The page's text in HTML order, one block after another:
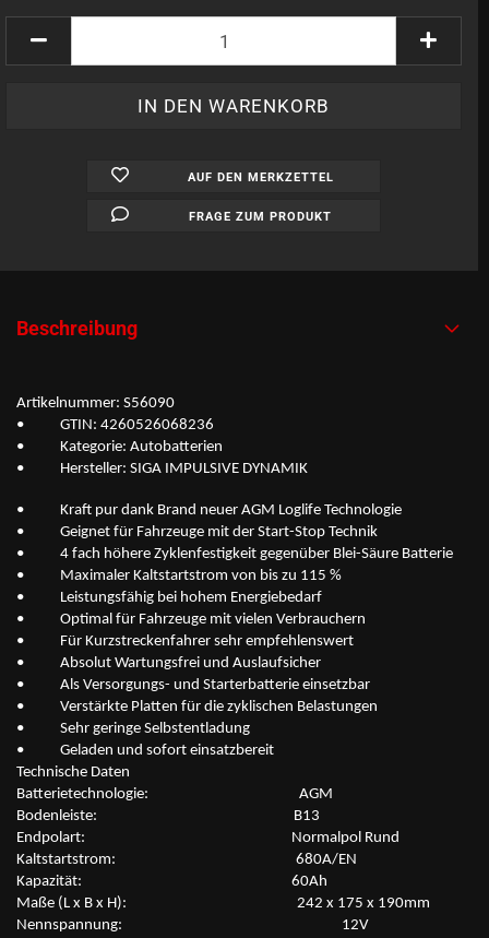
AUF DEN MERKZETTEL
FRAGE ZUM PRODUKT
Beschreibung
Artikelnummer: S56090
• GTIN: 4260526068236
• Kategorie: Autobatterien
• Hersteller: SIGA IMPULSIVE DYNAMIK
• Kraft pur dank Brand neuer AGM Loglife Technologie
• Geignet für Fahrzeuge mit der Start-Stop Technik
• 4 fach höhere Zyklenfestigkeit gegenüber Blei-Säure Batterie
• Maximaler Kaltstartstrom von bis zu 115 %
• Leistungsfähig bei hohem Energiebedarf
• Optimal für Fahrzeuge mit vielen Verbrauchern
• Für Kurzstreckenfahrer sehr empfehlenswert
• Absolut Wartungsfrei und Auslaufsicher
• Als Versorgungs- und Starterbatterie einsetzbar
• Verstärkte Platten für die zyklischen Belastungen
• Sehr geringe Selbstentladung
• Geladen und sofort einsatzbereit
Technische Daten
Batterietechnologie: AGM
Bodenleiste: B13
Endpolart: Normalpol Rund
Kaltstartstrom: 680A/EN
Kapazität: 60Ah
Maße (L x B x H): 242 x 175 x 190mm
Nennspannung: 12V